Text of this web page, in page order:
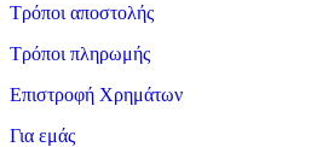
Τρόποι αποστολής
Τρόποι πληρωμής
Επιστροφή Χρημάτων
Για εμάς